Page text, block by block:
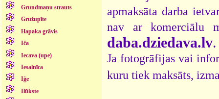
Grundmaņu strauts
Gružupīte
Hapaka grāvis
Iča
Iecava (upe)
Iesalnīca
Iģe
Ilūkste
apmaksāta darba
nav ar komerciālu
daba.dziedava.lv.
Ja fotogrāfijas vai
kuru tiek maksāts,